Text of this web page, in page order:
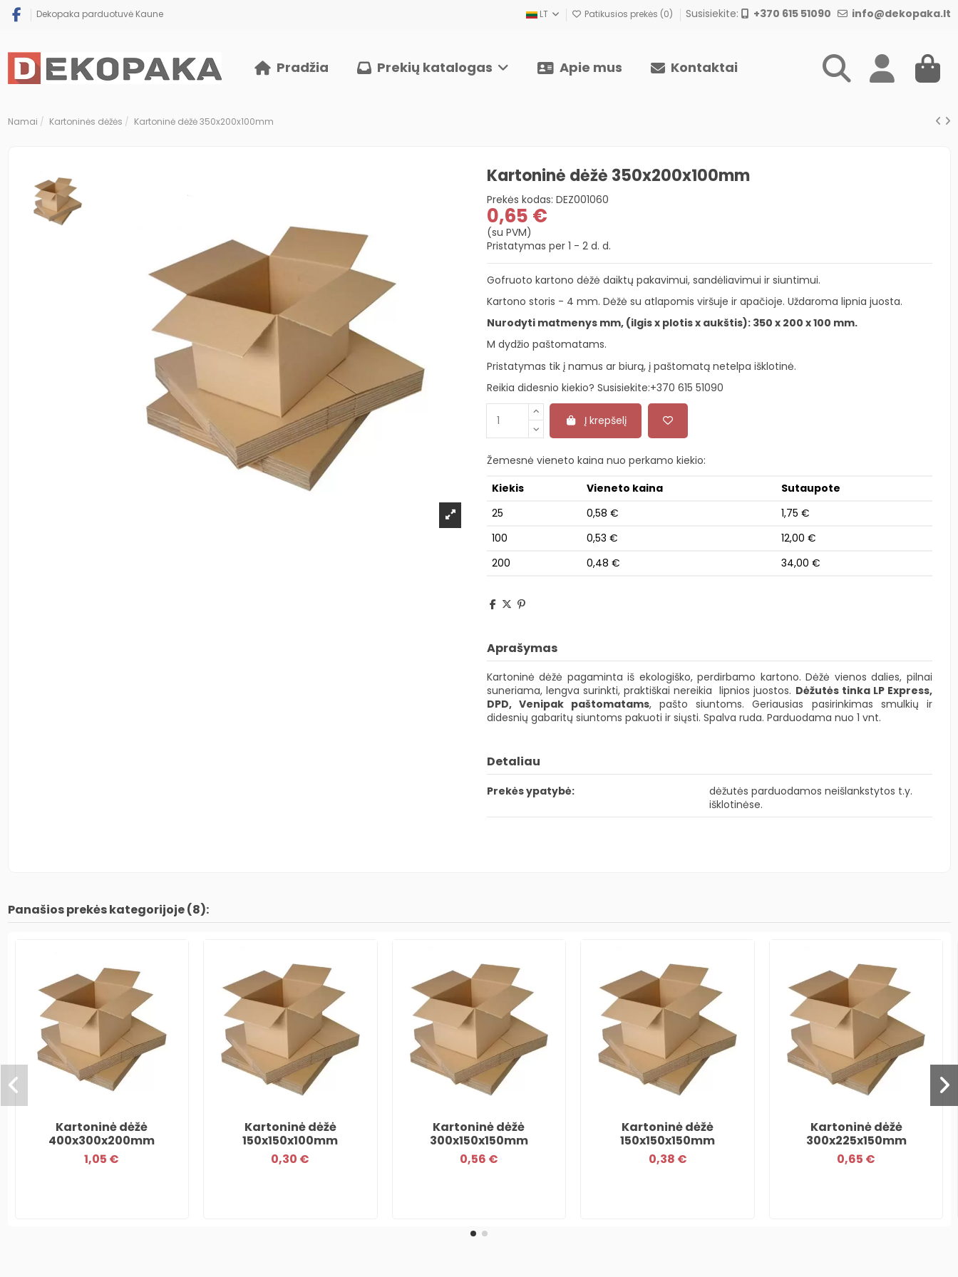
Dekopaka parduotuvė Kaune LT Patikusios prekės (0) Susisiekite: +370 615 51090 info@dekopaka.lt
Pradžia Prekių katalogas Apie mus Kontaktai
Namai Kartoninės dėžės Kartoninė dėžė 350x200x100mm
Kartoninė dėžė 350x200x100mm
Prekės kodas: DEZ001060
0,65 €
(su PVM)
Pristatymas per 1 - 2 d. d.
Gofruoto kartono dėžė daiktų pakavimui, sandėliavimui ir siuntimui.
Kartono storis - 4 mm. Dėžė su atlapomis viršuje ir apačioje. Uždaroma lipnia juosta.
Nurodyti matmenys mm, (ilgis x plotis x aukštis): 350 x 200 x 100 mm.
M dydžio paštomatams.
Pristatymas tik į namus ar biurą, į paštomatą netelpa išklotinė.
Reikia didesnio kiekio? Susisiekite:+370 615 51090
Į krepšelį
Žemesnė vieneto kaina nuo perkamo kiekio:
Kiekis
Vieneto kaina
Sutaupote
25
0,58 €
1,75 €
100
0,53 €
12,00 €
200
0,48 € 34,00 €
Aprašymas
Kartoninė dėžė pagaminta iš ekologiško, perdirbamo kartono. Dėžė vienos dalies, pilnai
suneriama, lengva surinkti, praktiškai nereikia lipnios juostos. Dėžutės tinka LP Express,
DPD, Venipak paštomatams, pašto siuntoms. Geriausias pasirinkimas smulkių ir
didesnių gabaritų siuntoms pakuoti ir siųsti. Spalva ruda. Parduodama nuo 1 vnt.
Detaliau
Prekės ypatybė:
dėžutės parduodamos neišlankstytos t.y.
išklotinėse.
Panašios prekės kategorijoje (8):
Kartoninė dėžė
400x300x200mm
1,05 €
Kartoninė dėžė
150x150x100mm
0,30 €
Kartoninė dėžė
300x150x150mm
0,56 €
Kartoninė dėžė
150x150x150mm
0,38 €
Kartoninė dėžė
300x225x150mm
0,65 €